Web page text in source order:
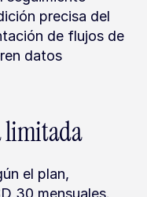
precisa del
de flujos de
datos
limitada
el plan,
30 mensuales.